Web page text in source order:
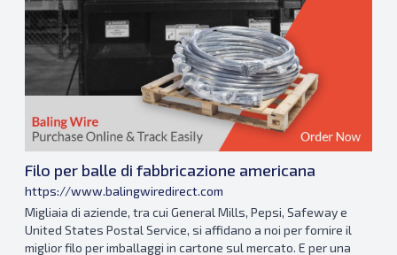
Filo per balle di fabbricazione americana
https://www.balingwiredirect.com
Migliaia di aziende, tra cui General Mills, Pepsi, Safeway e
United States Postal Service, si affidano a noi per fornire il
miglior filo per imballaggi in cartone sul mercato. E per una